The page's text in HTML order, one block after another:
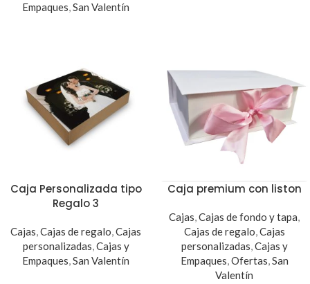
Empaques,San Valentín
Caja Personalizada tipo
Regalo 3
Cajas,Cajas de regalo,Cajas
personalizadas,Cajas y
Empaques,San Valentín
Caja premium con liston
Cajas,Cajas de fondo y tapa,
Cajas de regalo,Cajas
personalizadas,Cajas y
Empaques,Ofertas,San
Valentín